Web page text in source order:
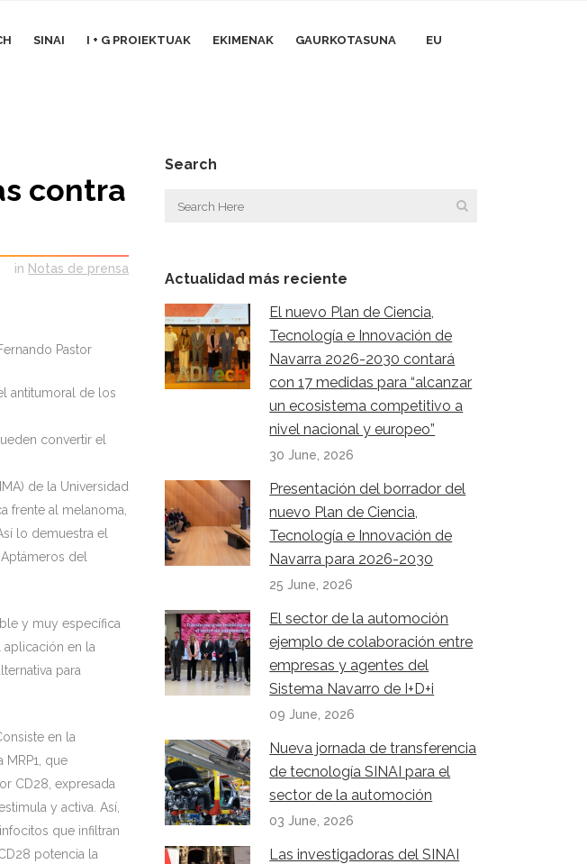
SINAI I + G PROIEKTUAK EKIMENAK GAURKOTASUNA EU
contra
in Notas de prensa
Pastor
antitumoral de los
convertir el
de la Universidad
frente al melanoma,
lo demuestra el
del
y muy específica
en la
para
en la
que
CD28, expresada
y activa. Así,
que infiltran
potencia la
Search
Actualidad más reciente
El nuevo Plan de Ciencia,
Tecnología e Innovación de
Navarra 2026-2030 contará
con 17 medidas para “alcanzar
un ecosistema competitivo a
nivel nacional y europeo”
30 June, 2026
Presentación del borrador del
nuevo Plan de Ciencia,
Tecnología e Innovación de
Navarra para 2026-2030
25 June, 2026
El sector de la automoción
ejemplo de colaboración entre
empresas y agentes del
Sistema Navarro de I+D+i
09 June, 2026
Nueva jornada de transferencia
de tecnología SINAI para el
sector de la automoción
03 June, 2026
Las investigadoras del SINAI